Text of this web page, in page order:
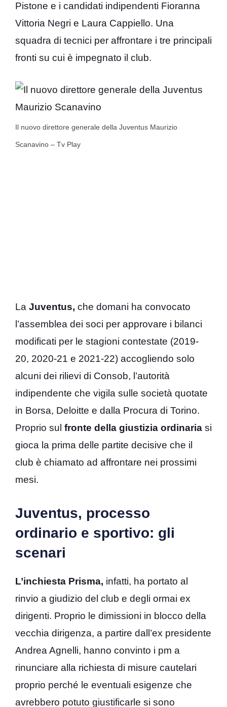
Pistone e i candidati indipendenti Fioranna
Vittoria Negri e Laura Cappiello. Una
squadra di tecnici per affrontare i tre principali
fronti su cui è impegnato il club.
Il nuovo direttore generale della Juventus Maurizio
Scanavino – Tv Play
La Juventus, che domani ha convocato
l’assemblea dei soci per approvare i bilanci
modificati per le stagioni contestate (2019-
20, 2020-21 e 2021-22) accogliendo solo
alcuni dei rilievi di Consob, l’autorità
indipendente che vigila sulle società quotate
in Borsa, Deloitte e dalla Procura di Torino.
Proprio sul fronte della giustizia ordinaria si
gioca la prima delle partite decisive che il
club è chiamato ad affrontare nei prossimi
mesi.
Juventus, processo
ordinario e sportivo: gli
scenari
L’inchiesta Prisma, infatti, ha portato al
rinvio a giudizio del club e degli ormai ex
dirigenti. Proprio le dimissioni in blocco della
vecchia dirigenza, a partire dall’ex presidente
Andrea Agnelli, hanno convinto i pm a
rinunciare alla richiesta di misure cautelari
proprio perché le eventuali esigenze che
avrebbero potuto giustificarle si sono